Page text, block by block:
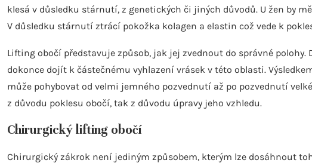
klesá v důsledku stárnutí, z genetických či jiných důvodů. U žen by
V důsledku stárnutí ztrácí pokožka kolagen a elastin což vede k
Lifting obočí představuje způsob, jak jej zvednout do správné
dokonce dojít k částečnému vyhlazení vrásek v této oblasti.
může pohybovat od velmi jemného pozvednutí až po pozvednutí
z důvodu poklesu obočí, tak z důvodu úpravy jeho vzhledu.
Chirurgický lifting obočí
Chirurgický zákrok není jediným způsobem, kterým lze dosáhnout